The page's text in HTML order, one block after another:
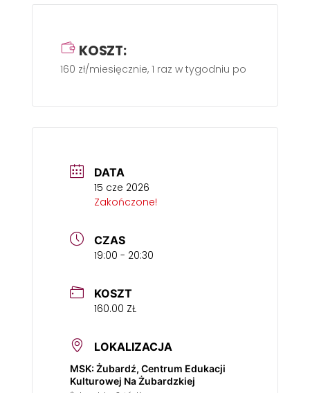
KOSZT:
160 zł/miesięcznie, 1 raz w tygodniu po 60 min.
DATA
15 cze 2026
Zakończone!
CZAS
19:00 - 20:30
KOSZT
160.00 ZŁ
LOKALIZACJA
MSK: Żubardź, Centrum Edukacji
Kulturowej Na Żubardzkiej